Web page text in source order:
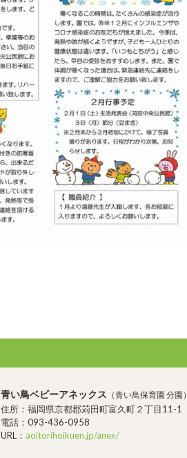
青い鳥ベビーアネックス （青い鳥保育園 分園）
住所：福岡県京都郡苅田町富久町２丁目11-1
電話：093-436-0958
URL： aoitorihoikuen.jp/anex/